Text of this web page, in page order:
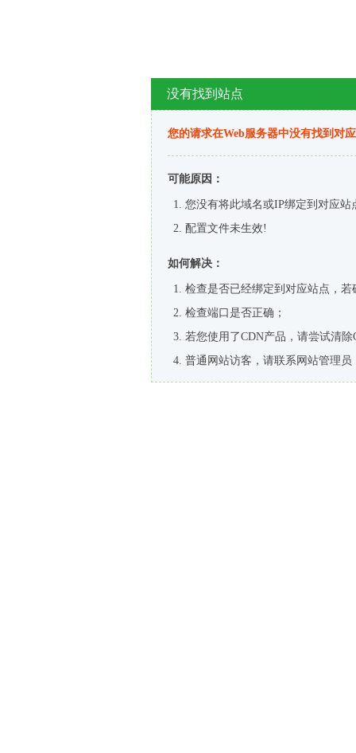
没有找到站点
您的请求在Web服务器中没有找到对
可能原因：
您没有将此域名或IP绑定到对应站
配置文件未生效!
如何解决：
检查是否已经绑定到对应站点，
检查端口是否正确；
若您使用了CDN产品，请尝试清除
普通网站访客，请联系网站管理员